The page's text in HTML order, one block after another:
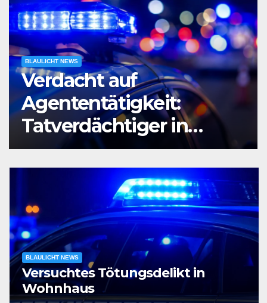
BLAULICHT NEWS
Raubüberfall im
Prostitutionsgewerbe
BLAULICHT NEWS
Versuchtes Tötungsdelikt in
Wohnhaus